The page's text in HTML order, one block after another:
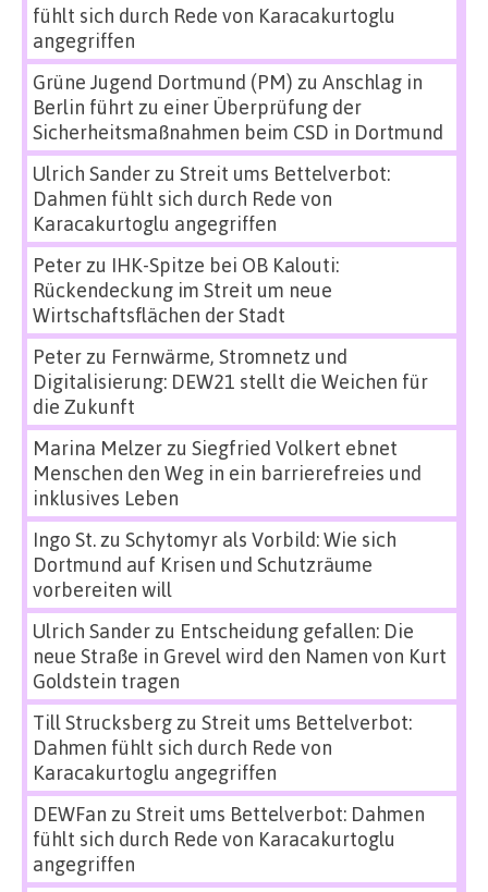
fühlt sich durch Rede von Karacakurtoglu
angegriffen
Grüne Jugend Dortmund (PM) zu Anschlag in
Berlin führt zu einer Überprüfung der
Sicherheitsmaßnahmen beim CSD in Dortmund
Ulrich Sanderzu Streit ums Bettelverbot:
Dahmen fühlt sich durch Rede von
Karacakurtoglu angegriffen
Peterzu IHK-Spitze bei OB Kalouti:
Rückendeckung im Streit um neue
Wirtschaftsflächen der Stadt
Peterzu Fernwärme, Stromnetz und
Digitalisierung: DEW21 stellt die Weichen für
die Zukunft
Marina Melzerzu Siegfried Volkert ebnet
Menschen den Weg in ein barrierefreies und
inklusives Leben
Ingo St.zu Schytomyr als Vorbild: Wie sich
Dortmund auf Krisen und Schutzräume
vorbereiten will
Ulrich Sanderzu Entscheidung gefallen: Die
neue Straße in Grevel wird den Namen von Kurt
Goldstein tragen
Till Strucksbergzu Streit ums Bettelverbot:
Dahmen fühlt sich durch Rede von
Karacakurtoglu angegriffen
DEWFan zu Streit ums Bettelverbot: Dahmen
fühlt sich durch Rede von Karacakurtoglu
angegriffen